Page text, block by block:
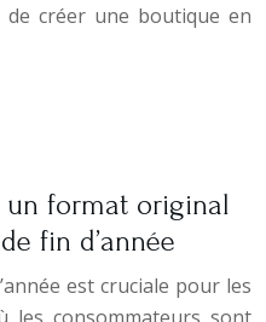
créer une boutique en
format original
fin d’année
est cruciale pour les